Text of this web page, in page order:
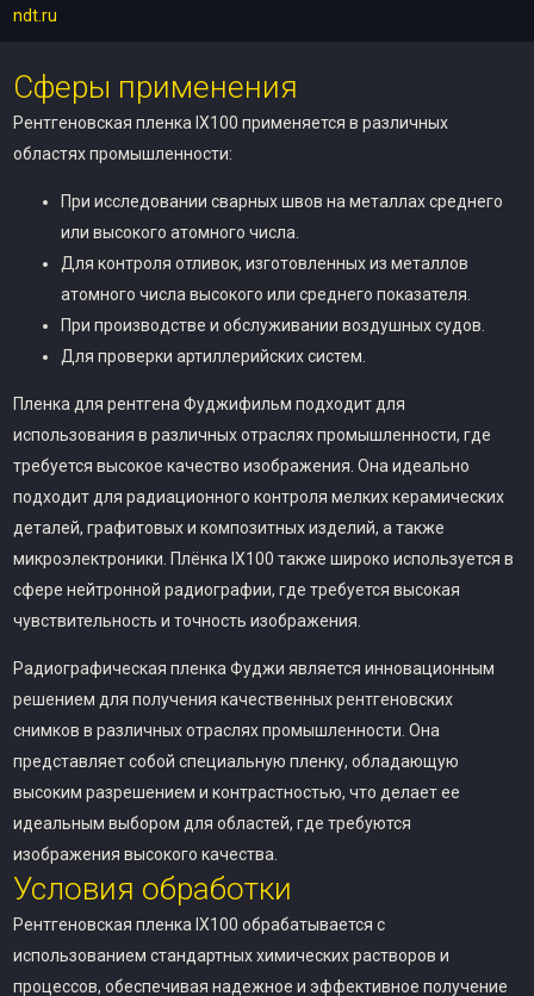
ndt.ru
Сферы применения
Рентгеновская пленка IX100 применяется в различных
областях промышленности:
При исследовании сварных швов на металлах среднего
или высокого атомного числа.
Для контроля отливок, изготовленных из металлов
атомного числа высокого или среднего показателя.
При производстве и обслуживании воздушных судов.
Для проверки артиллерийских систем.
Пленка для рентгена Фуджифильм подходит для
использования в различных отраслях промышленности, где
требуется высокое качество изображения. Она идеально
подходит для радиационного контроля мелких керамических
деталей, графитовых и композитных изделий, а также
микроэлектроники. Плёнка IX100 также широко используется в
сфере нейтронной радиографии, где требуется высокая
чувствительность и точность изображения.
Радиографическая пленка Фуджи является инновационным
решением для получения качественных рентгеновских
снимков в различных отраслях промышленности. Она
представляет собой специальную пленку, обладающую
высоким разрешением и контрастностью, что делает ее
идеальным выбором для областей, где требуются
изображения высокого качества.
Условия обработки
Рентгеновская пленка IX100 обрабатывается с
использованием стандартных химических растворов и
процессов, обеспечивая надежное и эффективное получение